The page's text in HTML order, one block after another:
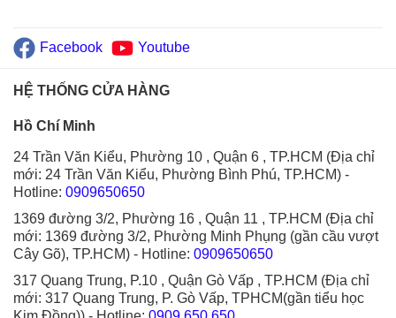
Facebook Youtube
HỆ THỐNG CỬA HÀNG
Hồ Chí Minh
24 Trần Văn Kiểu, Phường 10 , Quận 6 , TP.HCM (Địa chỉ
mới: 24 Trần Văn Kiểu, Phường Bình Phú, TP.HCM) -
Hotline: 0909650650
1369 đường 3/2, Phường 16 , Quận 11 , TP.HCM (Địa chỉ
mới: 1369 đường 3/2, Phường Minh Phụng (gần cầu vượt
Cây Gõ), TP.HCM) - Hotline: 0909650650
317 Quang Trung, P.10 , Quận Gò Vấp , TP.HCM (Địa chỉ
mới: 317 Quang Trung, P. Gò Vấp, TPHCM(gần tiểu học